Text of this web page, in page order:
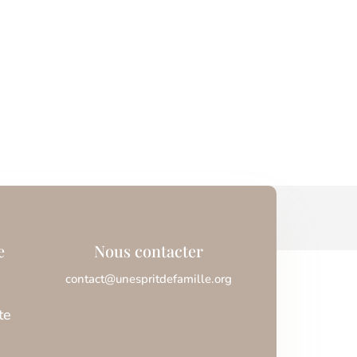
Nous contacter
contact@unespritdefamille.org